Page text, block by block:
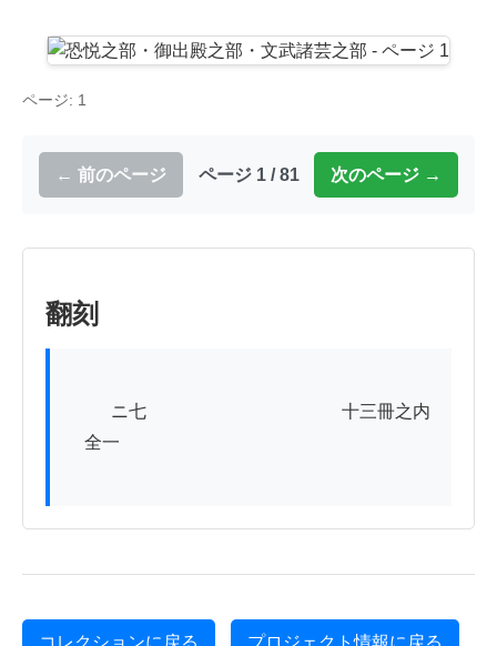
ページ: 1
← 前のページ ページ 1 / 81 次のページ →
翻刻
全一